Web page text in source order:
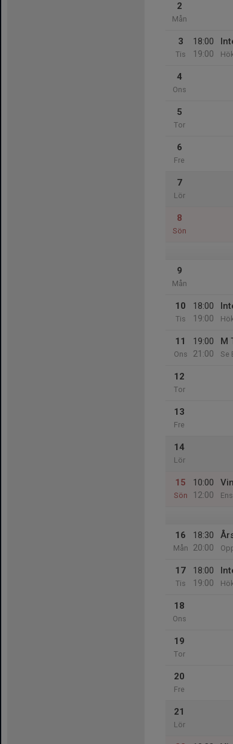
2
Mån
3
Tis
18:00
19:00
4
Ons
5
Tor
6
Fre
7
Lör
8
Sön
9
Mån
10
Tis
18:00
19:00
11
Ons
19:00
21:00
M
Se
12
Tor
13
Fre
14
Lör
15
Sön
10:00
12:00
16
Mån
18:30
20:00
17
Tis
18:00
19:00
18
Ons
19
Tor
20
Fre
21
Lör